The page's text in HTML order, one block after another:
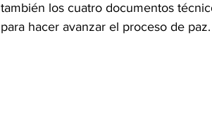
también los cuatro documentos
para hacer avanzar el proceso de paz.